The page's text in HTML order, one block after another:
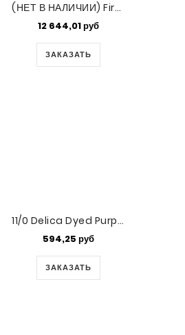
(НЕТ В НАЛИЧИИ) Fireline нити 6Lb 0,15мм Crystal 13,72м
12 644,01 руб
ЗАКАЗАТЬ
11/0 Delica Dyed Purple Silk Satin -50gm (DB1810-50)
594,25 руб
ЗАКАЗАТЬ